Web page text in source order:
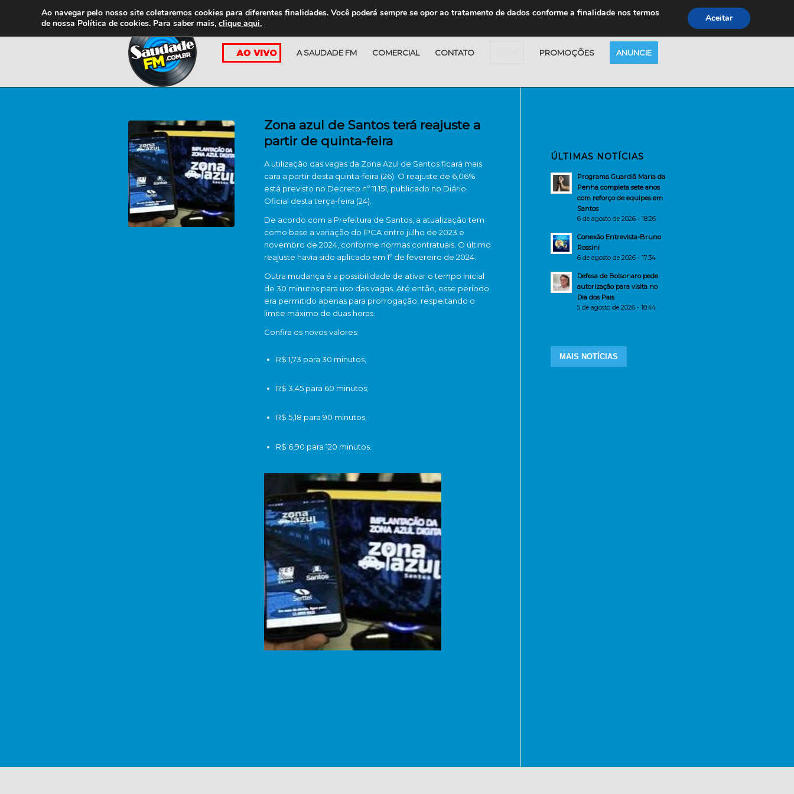
A SAUDADE FM COMERCIAL CONTATO PROMOÇÕES ANUNCIE
Zona azul de Santos terá reajuste a
partir de quinta-feira
A utilização das vagas da Zona Azul de Santos ficará mais
cara a partir desta quinta-feira (26). O reajuste de 6,06%
está previsto no Decreto nº 11.151, publicado no Diário
Oficial desta terça-feira (24).
De acordo com a Prefeitura de Santos, a atualização tem
como base a variação do IPCA entre julho de 2023 e
novembro de 2024, conforme normas contratuais. O último
reajuste havia sido aplicado em 1º de fevereiro de 2024.
Outra mudança é a possibilidade de ativar o tempo inicial
de 30 minutos para uso das vagas. Até então, esse período
era permitido apenas para prorrogação, respeitando o
limite máximo de duas horas.
Confira os novos valores:
R$ 1,73 para 30 minutos;
R$ 3,45 para 60 minutos;
R$ 5,18 para 90 minutos;
R$ 6,90 para 120 minutos.
ÚLTIMAS NOTÍCIAS
Programa Guardiã Maria da
Penha completa sete anos
com reforço de equipes em
Santos
6 de agosto de 2026 - 18:26
Conexão Entrevista-Bruno
Rossini
6 de agosto de 2026 - 17:34
Defesa de Bolsonaro pede
autorização para visita no
Dia dos Pais
5 de agosto de 2026 - 18:44
MAIS NOTÍCIAS
Ao navegar pelo nosso site coletaremos cookies para diferentes finalidades. Você poderá sempre se opor ao tratamento de dados conforme a finalidade nos termos
de nossa Política de cookies. Para saber mais, clique aqui. Aceitar